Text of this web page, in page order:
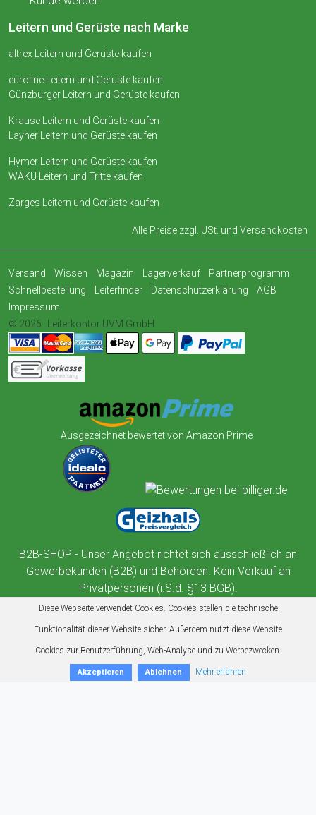
Leitern und Gerüste nach Marke
altrex Leitern und Gerüste kaufen
euroline Leitern und Gerüste kaufen
Günzburger Leitern und Gerüste kaufen
Krause Leitern und Gerüste kaufen
Layher Leitern und Gerüste kaufen
Hymer Leitern und Gerüste kaufen
WAKÜ Leitern und Tritte kaufen
Zarges Leitern und Gerüste kaufen
Alle Preise zzgl. USt. und Versandkosten
Versand Wissen Magazin Lagerverkauf
Partnerprogramm
Schnellbestellung
Leiterfinder Datenschutzerklärung
AGB
Impressum
© 2026
Leiterkontor UVM GmbH
Ausgezeichnet bewertet von Amazon Prime
B2B-SHOP - Unser Angebot richtet sich ausschließlich an
Gewerbekunden (B2B) und Behörden. Kein Verkauf an
Privatpersonen (i.S.d. §13 BGB).
Diese Webseite verwendet Cookies. Cookies stellen die technische
Funktionalität dieser Website sicher. Außerdem nutzt diese Website
Cookies zur Benutzerführung, Web-Analyse und zu Werbezwecken.
Akzeptieren Ablehnen Mehr erfahren